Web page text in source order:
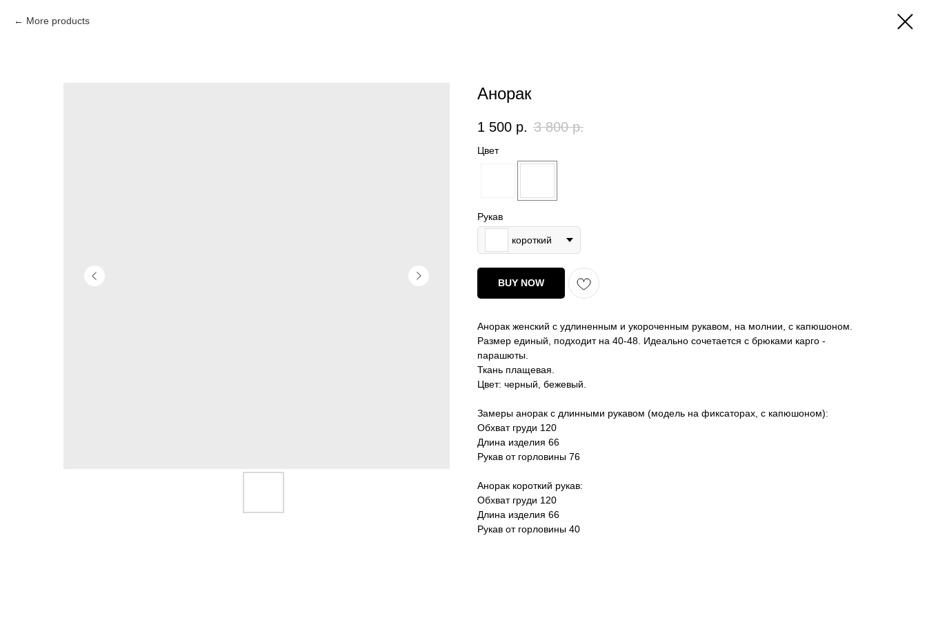
More products
Анорак
1 500 р. 3 800 р.
Цвет
Рукав
короткий
BUY NOW
Анорак женский с удлиненным и укороченным рукавом, на молнии, с капюшоном.
Размер единый, подходит на 40-48. Идеально сочетается с брюками карго -
парашюты.
Ткань плащевая.
Цвет: черный, бежевый.
Замеры анорак с длинными рукавом (модель на фиксаторах, с капюшоном):
Обхват груди 120
Длина изделия 66
Рукав от горловины 76
Анорак короткий рукав:
Обхват груди 120
Длина изделия 66
Рукав от горловины 40